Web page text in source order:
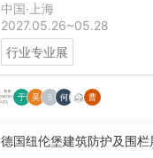
中国·上海
2027.05.26~05.28
行业专业展
德国纽伦堡建筑防护及围栏